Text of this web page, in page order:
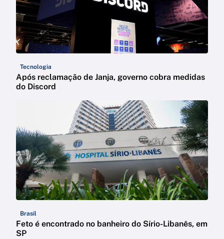
Tecnologia
Após reclamação de Janja, governo cobra medidas
do Discord
Brasil
Feto é encontrado no banheiro do Sírio-Libanês, em
SP